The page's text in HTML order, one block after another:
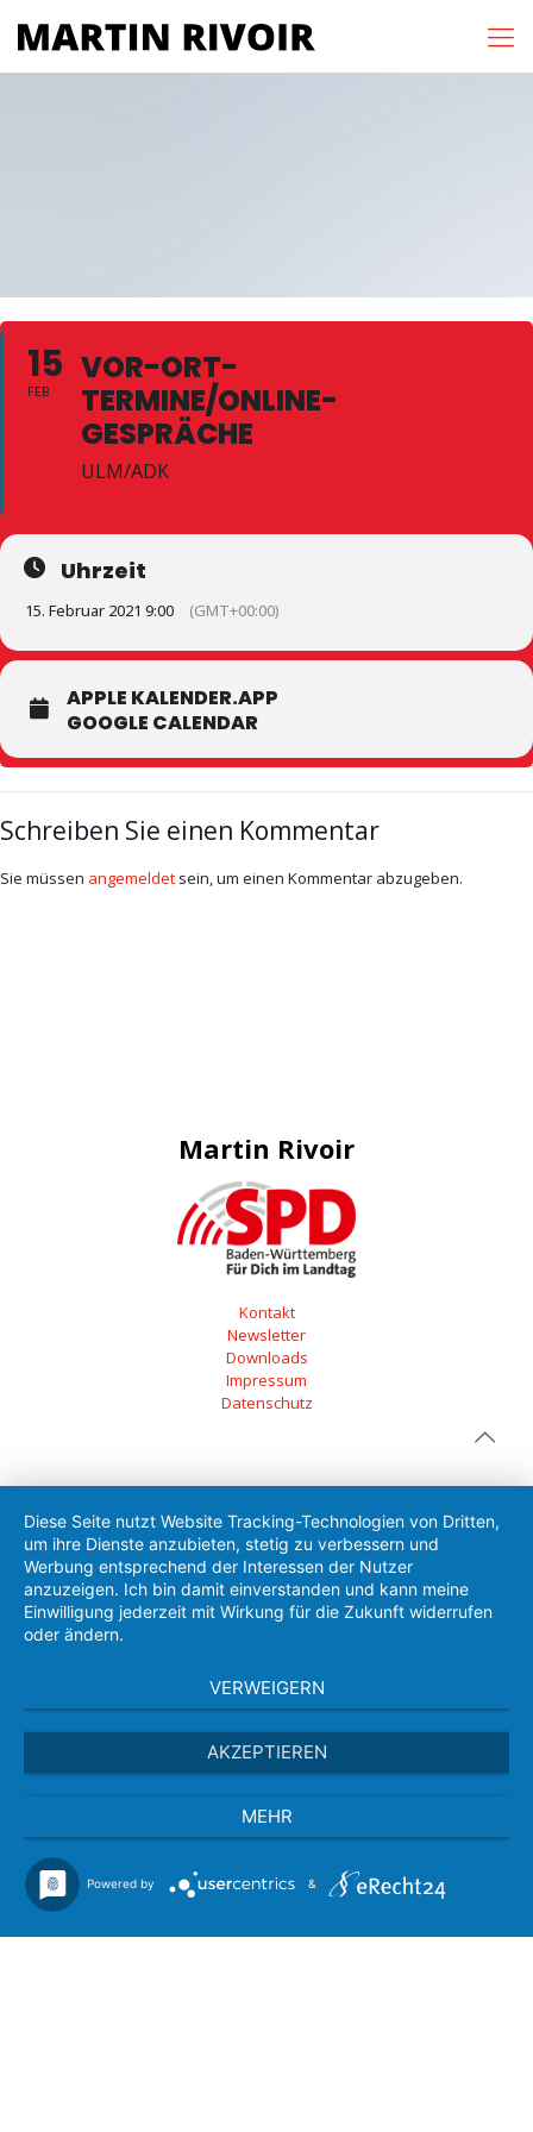
15
FEB
VOR-ORT-
TERMINE/ONLINE-
GESPRÄCHE
ULM/ADK
Uhrzeit
15. Februar 2021 9:00 (GMT+00:00)
APPLE KALENDER.APP
GOOGLE CALENDAR
Schreiben Sie einen Kommentar
Sie müssen angemeldet sein, um einen Kommentar abzugeben.
Martin Rivoir
Kontakt
Newsletter
Downloads
Impressum
Datenschutz
Diese Seite nutzt Website Tracking-Technologien von Dritten,
um ihre Dienste anzubieten, stetig zu verbessern und
Werbung entsprechend der Interessen der Nutzer
anzuzeigen. Ich bin damit einverstanden und kann meine
Einwilligung jederzeit mit Wirkung für die Zukunft widerrufen
oder ändern.
VERWEIGERN
AKZEPTIEREN
MEHR
Powered by &